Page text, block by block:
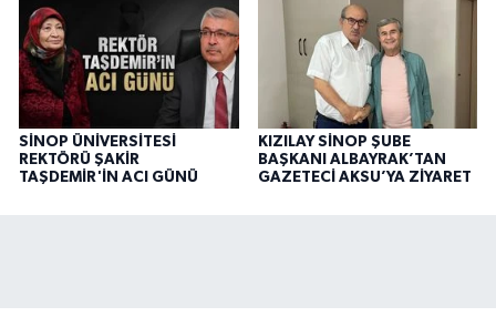
SİNOP ÜNİVERSİTESİ
REKTÖRÜ ŞAKİR
TAŞDEMİR'İN ACI GÜNÜ
KIZILAY SİNOP ŞUBE
BAŞKANI ALBAYRAK’TAN
GAZETECİ AKSU’YA ZİYARET